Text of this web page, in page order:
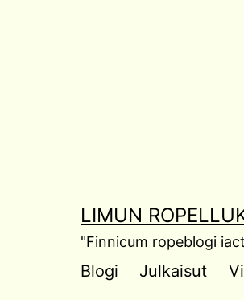
LIMUN
"Finnicum ropeblogi
Blogi Julkaisut